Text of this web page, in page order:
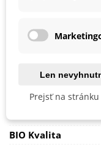
Vegetačné Obdobie
BIO Kvalita
Len
Prejsť na